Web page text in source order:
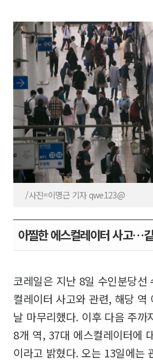
/사진=이명근 기자 qwe123@
아찔한 에스컬레이터 사고…
코레일은 지난 8일 수인분당선
컬레이터 사고와 관련, 해당 역
날 마무리했다. 이후 다음 주까
8개 역, 37대 에스컬레이터에
이라고 밝혔다. 오는 13일에는